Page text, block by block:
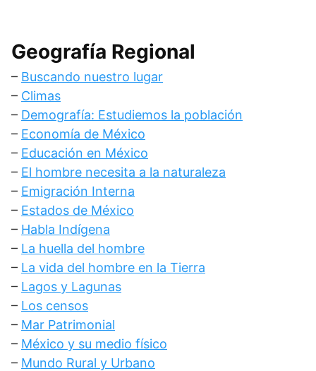
Geografía Regional
– Buscando nuestro lugar
– Climas
– Demografía: Estudiemos la población
– Economía de México
– Educación en México
– El hombre necesita a la naturaleza
– Emigración Interna
– Estados de México
– Habla Indígena
– La huella del hombre
– La vida del hombre en la Tierra
– Lagos y Lagunas
– Los censos
– Mar Patrimonial
– México y su medio físico
– Mundo Rural y Urbano